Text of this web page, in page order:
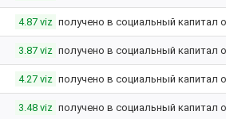
4.87 viz получено в социальный капитал
3.87 viz получено в социальный капитал
4.27 viz получено в социальный капитал
3.48 viz получено в социальный капитал